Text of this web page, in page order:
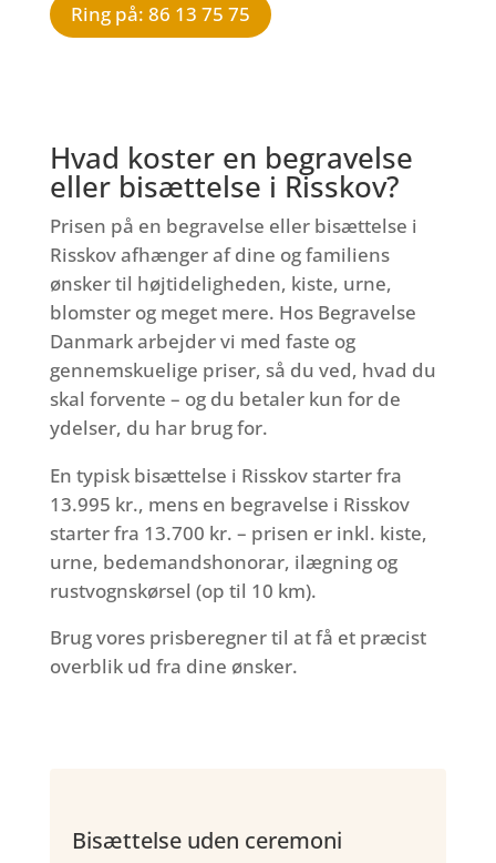
Ring på: 86 13 75 75
Hvad koster en begravelse
eller bisættelse i Risskov?
Prisen på en begravelse eller bisættelse i
Risskov afhænger af dine og familiens
ønsker til højtideligheden, kiste, urne,
blomster og meget mere. Hos Begravelse
Danmark arbejder vi med faste og
gennemskuelige priser, så du ved, hvad du
skal forvente – og du betaler kun for de
ydelser, du har brug for.
En typisk bisættelse i Risskov starter fra
13.995 kr., mens en begravelse i Risskov
starter fra 13.700 kr. – prisen er inkl. kiste,
urne, bedemandshonorar, ilægning og
rustvognskørsel (op til 10 km).
Brug vores prisberegner til at få et præcist
overblik ud fra dine ønsker.
Bisættelse uden ceremoni